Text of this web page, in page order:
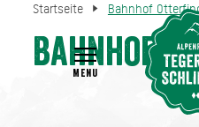
Startseite Bahnhof
Bahnhof
MENU